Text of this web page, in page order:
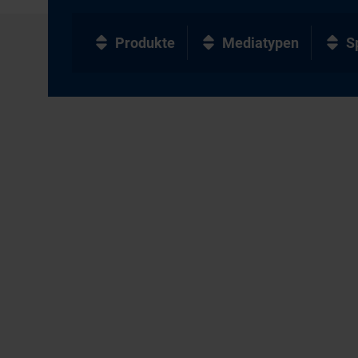
Produkte Mediatypen